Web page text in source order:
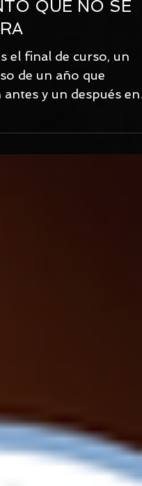
QUE SE PIERDE
QUE NO SE
el final de curso, un
y un después en
Aparece...